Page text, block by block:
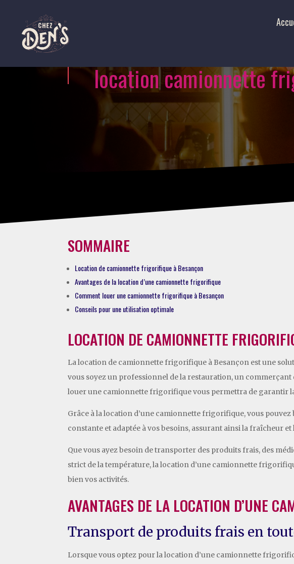
location camionnette
SOMMAIRE
Location de camionnette frigorifique à Besançon
Avantages de la location d’une camionnette frigorifique
Comment louer une camionnette frigorifique à Besançon
Conseils pour une utilisation optimale
LOCATION DE CAMIONNETTE
La location de camionnette frigorifique à Besançon est une
vous soyez un professionnel de la restauration, un
louer une camionnette frigorifique vous permettra de garantir
Grâce à la location d’une camionnette frigorifique, vous
constante et adaptée à vos besoins, assurant ainsi la fraîcheur
Que vous ayez besoin de transporter des produits frais, des
strict de la température, la location d’une camionnette
bien vos activités.
AVANTAGES DE LA LOCATION D’UNE
Transport de produits frais en
Lorsque vous optez pour la location d’une camionnette